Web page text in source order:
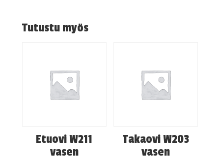
Tutustu myös
Etuovi W211
vasen
Takaovi W203
vasen